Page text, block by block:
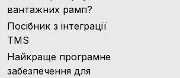
вантажних рамп?
Посібник з інтеграції
TMS
Найкраще програмне
забезпечення для